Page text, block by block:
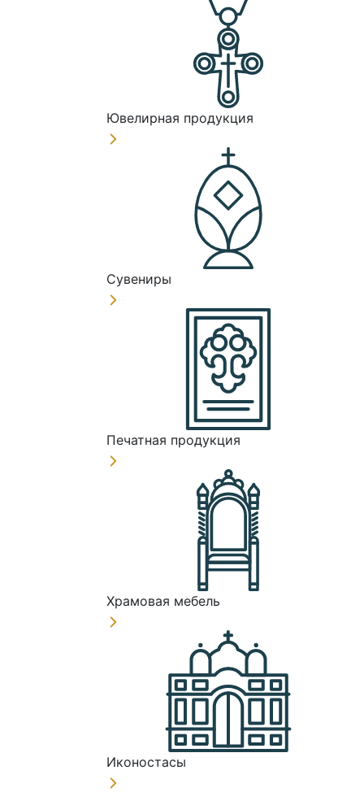
Ювелирная продукция
Сувениры
Печатная продукция
Храмовая мебель
Иконостасы